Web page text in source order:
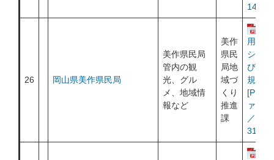
26 岡山県美作県民局
美作県民局
管内の観
光、グル
メ、地域情
報など
美作
県民
局地
域づ
くり
推進
課
用ポリ
シー及
び利用
規約
[PDF
ァイル
／